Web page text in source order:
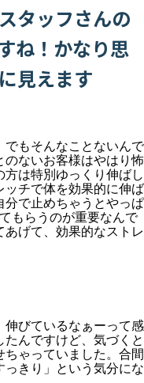
タッフさんの
ね！かなり思
見えます
でもそんなことないんで
のないお客様はやはり怖
は特別ゆっくり伸ばし
ッチで体を効果的に伸ば
分で止めちゃうとやっぱ
もらうのが重要なんで
げて、効果的なストレ
伸びているなぁーって感
んですけど、気づくと
ゃっていました。合間
っきり」という気分にな